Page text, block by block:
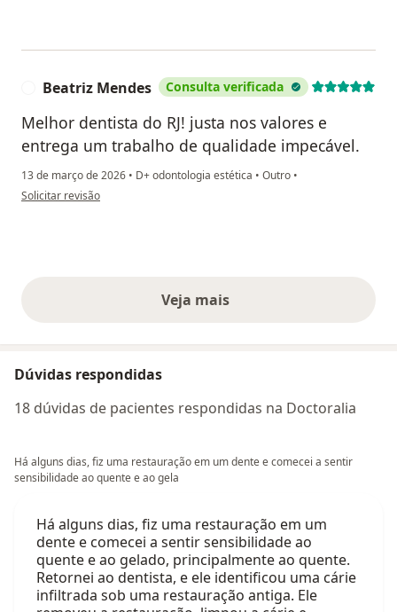
Beatriz Mendes Consulta verificada
Melhor dentista do RJ! justa nos valores e
entrega um trabalho de qualidade impecável.
13 de março de 2026 • D+ odontologia estética • Outro •
na opinião do utilizador Beatriz Mendes
Solicitar revisão
Veja maisopiniões acima
Dúvidas respondidas
18 dúvidas de pacientes respondidas na Doctoralia
Há alguns dias, fiz uma restauração em um dente e comecei a sentir
sensibilidade ao quente e ao gela
Há alguns dias, fiz uma restauração em um
dente e comecei a sentir sensibilidade ao
quente e ao gelado, principalmente ao quente.
Retornei ao dentista, e ele identificou uma cárie
infiltrada sob uma restauração antiga. Ele